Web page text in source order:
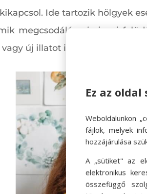
Ide tartozik hölgyek
megcsodálása is igazi
új illatot is választhatunk –
Ez az
Weboldalunkon
fájlok, melyek
hozzájárulása
A „sütiket" az
elektronikus
összefüggő